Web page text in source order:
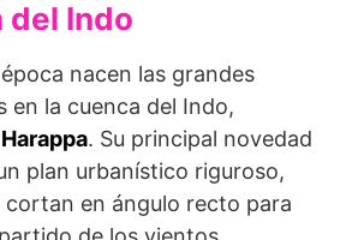
del Indo
nacen las grandes
en la cuenca del Indo,
Harappa. Su principal nove­dad
plan urbanístico riguroso,
cortan en ángulo recto para